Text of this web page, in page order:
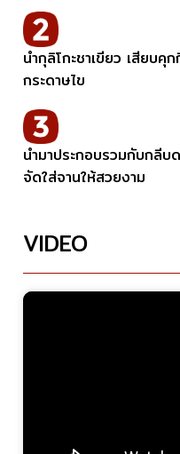
นำกุลิโกะชาเขียว เสียบ
กระดาษไข
นำมาประกอบรวมกับกลีบ
จัดใส่จานให้สวยงาม
VIDEO